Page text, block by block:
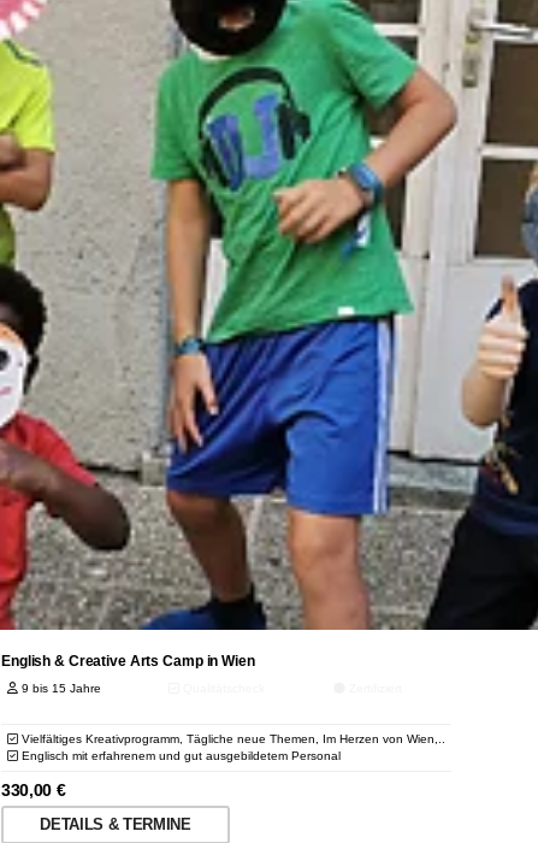
English & Creative Arts Camp in Wien
9 bis 15 Jahre
Vielfältiges Kreativprogramm, Tägliche neue Themen, Im Herzen von Wien,..
Englisch mit erfahrenem und gut ausgebildetem Personal
330,00 €
DETAILS & TERMINE